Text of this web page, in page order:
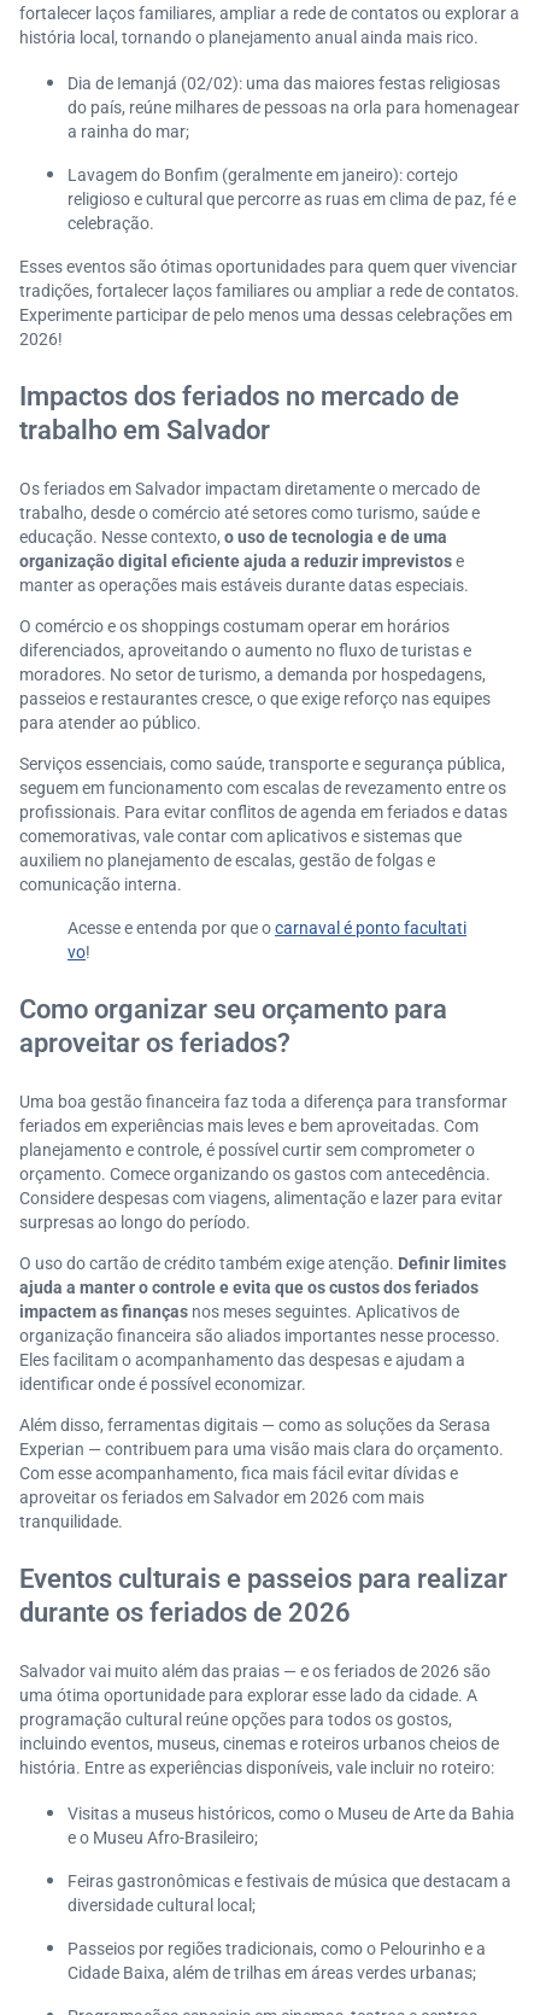
fortalecer laços familiares, ampliar a rede de contatos ou explorar a
história local, tornando o planejamento anual ainda mais rico.
Dia de Iemanjá (02/02): uma das maiores festas religiosas
do país, reúne milhares de pessoas na orla para homenagear
a rainha do mar;
Lavagem do Bonfim (geralmente em janeiro): cortejo
religioso e cultural que percorre as ruas em clima de paz, fé e
celebração.
Esses eventos são ótimas oportunidades para quem quer vivenciar
tradições, fortalecer laços familiares ou ampliar a rede de contatos.
Experimente participar de pelo menos uma dessas celebrações em
2026!
Impactos dos feriados no mercado de
trabalho em Salvador
Os feriados em Salvador impactam diretamente o mercado de
trabalho, desde o comércio até setores como turismo, saúde e
educação. Nesse contexto, o uso de tecnologia e de uma
organização digital eficiente ajuda a reduzir imprevistose
manter as operações mais estáveis durante datas especiais.
O comércio e os shoppings costumam operar em horários
diferenciados, aproveitando o aumento no fluxo de turistas e
moradores. No setor de turismo, a demanda por hospedagens,
passeios e restaurantes cresce, o que exige reforço nas equipes
para atender ao público.
Serviços essenciais, como saúde, transporte e segurança pública,
seguem em funcionamento com escalas de revezamento entre os
profissionais. Para evitar conflitos de agenda em feriados e datas
comemorativas, vale contar com aplicativos e sistemas que
auxiliem no planejamento de escalas, gestão de folgas e
comunicação interna.
Acesse e entenda por que ocarnaval é ponto facultati
vo!
Como organizar seu orçamento para
aproveitar os feriados?
Uma boa gestão financeira faz toda a diferença para transformar
feriados em experiências mais leves e bem aproveitadas. Com
planejamento e controle, é possível curtir sem comprometer o
orçamento. Comece organizando os gastos com antecedência.
Considere despesas com viagens, alimentação e lazer para evitar
surpresas ao longo do período.
O uso do cartão de crédito também exige atenção. Definir limites
ajuda a manter o controle e evita que os custos dos feriados
impactem as finanças nos meses seguintes. Aplicativos de
organização financeira são aliados importantes nesse processo.
Eles facilitam o acompanhamento das despesas e ajudam a
identificar onde é possível economizar.
Além disso, ferramentas digitais — como as soluções da Serasa
Experian — contribuem para uma visão mais clara do orçamento.
Com esse acompanhamento, fica mais fácil evitar dívidas e
aproveitar os feriados em Salvador em 2026 com mais
tranquilidade.
Eventos culturais e passeios para realizar
durante os feriados de 2026
Salvador vai muito além das praias — e os feriados de 2026 são
uma ótima oportunidade para explorar esse lado da cidade. A
programação cultural reúne opções para todos os gostos,
incluindo eventos, museus, cinemas e roteiros urbanos cheios de
história. Entre as experiências disponíveis, vale incluir no roteiro:
Visitas a museus históricos, como o Museu de Arte da Bahia
e o Museu Afro-Brasileiro;
Feiras gastronômicas e festivais de música que destacam a
diversidade cultural local;
Passeios por regiões tradicionais, como o Pelourinho e a
Cidade Baixa, além de trilhas em áreas verdes urbanas;